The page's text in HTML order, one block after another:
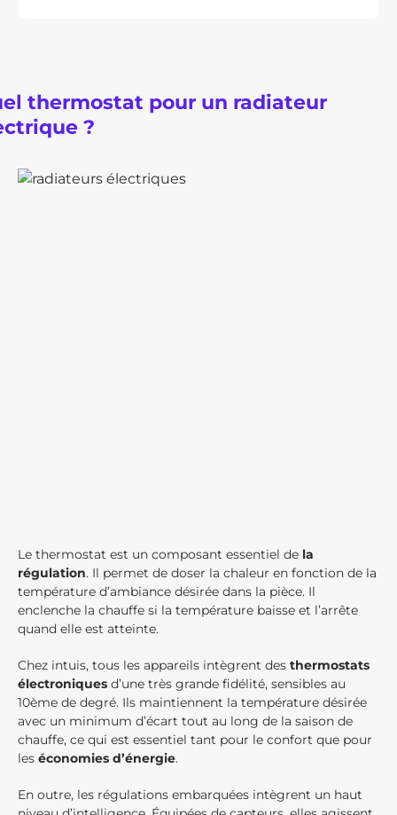
thermostat pour un radiateur
?
Le thermostat est un composant essentiel de la
régulation. Il permet de doser la chaleur en fonction de la
température d’ambiance désirée dans la pièce. Il
enclenche la chauffe si la température baisse et l’arrête
quand elle est atteinte.
Chez intuis, tous les appareils intègrent des thermostats
électroniques d’une très grande fidélité, sensibles au
10ème de degré. Ils maintiennent la température désirée
avec un minimum d’écart tout au long de la saison de
chauffe, ce qui est essentiel tant pour le confort que pour
les économies d’énergie.
En outre, les régulations embarquées intègrent un haut